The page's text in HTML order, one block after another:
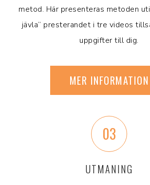
metod. Här presenteras metoden
jävla” presterandet i tre videos
uppgifter till dig.
MER INFORMATION
03
UTMANING